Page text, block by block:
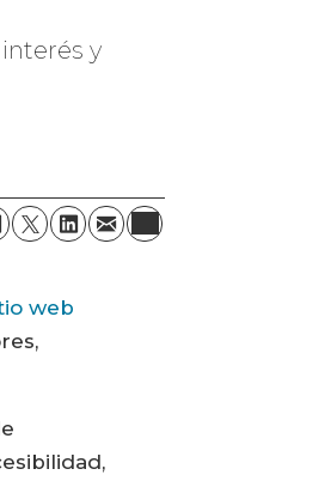
y
web